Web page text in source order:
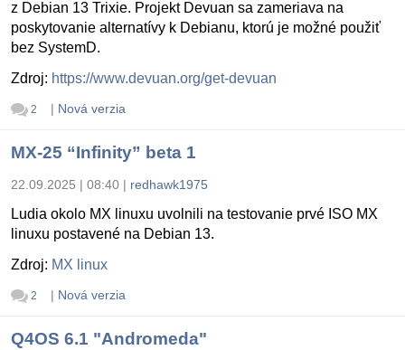
z Debian 13 Trixie. Projekt Devuan sa zameriava na
poskytovanie alternatívy k Debianu, ktorú je možné použiť
bez SystemD.
Zdroj: https://www.devuan.org/get-devuan
2 | Nová verzia
MX-25 “Infinity” beta 1
22.09.2025 | 08:40 | redhawk1975
Ludia okolo MX linuxu uvolnili na testovanie prvé ISO MX
linuxu postavené na Debian 13.
Zdroj: MX linux
2 | Nová verzia
Q4OS 6.1 "Andromeda"